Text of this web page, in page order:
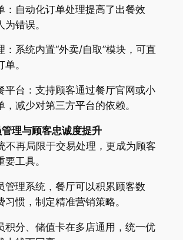
：自动化订单处理提高了出餐效
错误。
：系统内置“外卖/自取”模块，可直
。
平台：支持顾客通过餐厅官网或小
，减少对第三方平台的依赖。
理与顾客忠诚度提升
不再局限于交易处理，更成为顾客
工具。
管理系统，餐厅可以积累顾客数
习惯，制定精准营销策略。
积分、储值卡在多店通用，统一优